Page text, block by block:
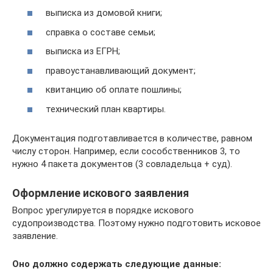
выписка из домовой книги;
справка о составе семьи;
выписка из ЕГРН;
правоустанавливающий документ;
квитанцию об оплате пошлины;
технический план квартиры.
Документация подготавливается в количестве, равном
числу сторон. Например, если сособственников 3, то
нужно 4 пакета документов (3 совладельца + суд).
Оформление искового заявления
Вопрос урегулируется в порядке искового
судопроизводства. Поэтому нужно подготовить исковое
заявление.
Оно должно содержать следующие данные: